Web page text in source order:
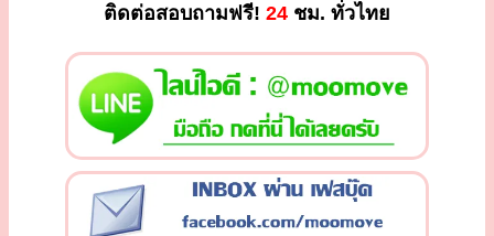
ติดต่อสอบถามฟรี! 24 ชม. ทั่วไทย